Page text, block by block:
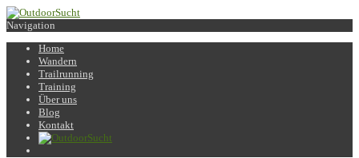
Navigation
Home
Wandern
Trailrunning
Training
Über uns
Blog
Kontakt